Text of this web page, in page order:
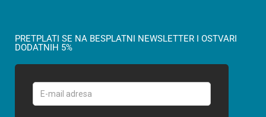
PRETPLATI SE NA BESPLATNI NEWSLETTER I OSTVARI
DODATNIH 5%